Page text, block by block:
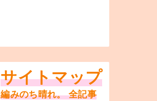
サイトマップ
編みのち晴れ。 全記事